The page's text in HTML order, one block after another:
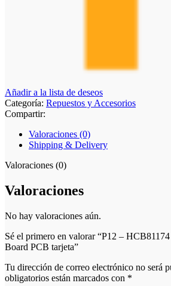
Añadir a la lista de deseos
Categoría: Repuestos y Accesorios
Compartir:
Valoraciones (0)
Shipping & Delivery
Valoraciones (0)
Valoraciones
No hay valoraciones aún.
Sé el primero en valorar “P12 –
Board PCB tarjeta”
Tu dirección de correo electrónico no será
obligatorios están marcados con *